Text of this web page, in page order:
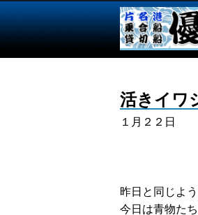
活きイワ
１月２２日
昨日と同じよ
今日は青物た